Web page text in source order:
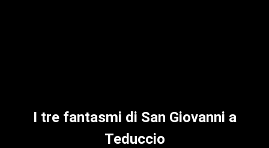
I tre fantasmi di San Giovanni a
Teduccio